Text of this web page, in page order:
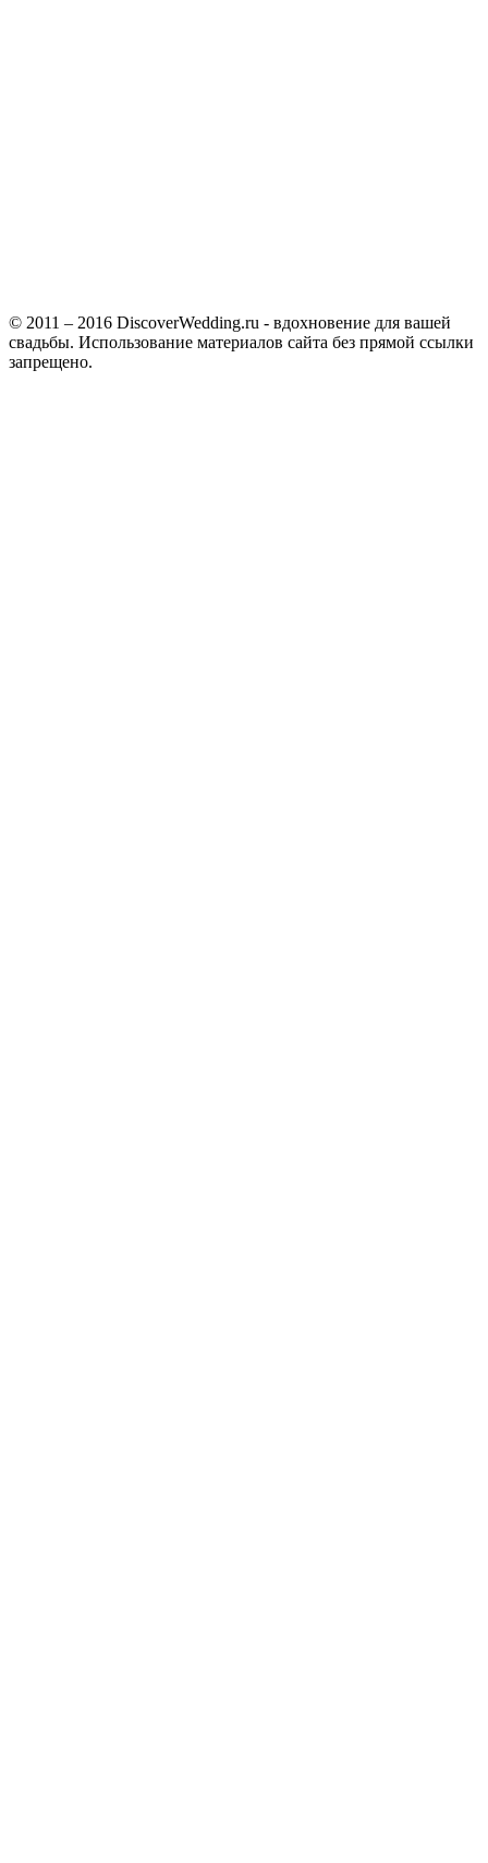
© 2011 – 2016 DiscoverWedding.ru - вдохновение для вашей
свадьбы. Использование материалов сайта без прямой ссылки
запрещено.